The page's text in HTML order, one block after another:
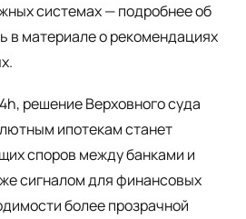
системах — подробнее об
в материале о рекомендациях
решение Верховного суда
ипотекам станет
споров между банками и
сигналом для финансовых
более прозрачной